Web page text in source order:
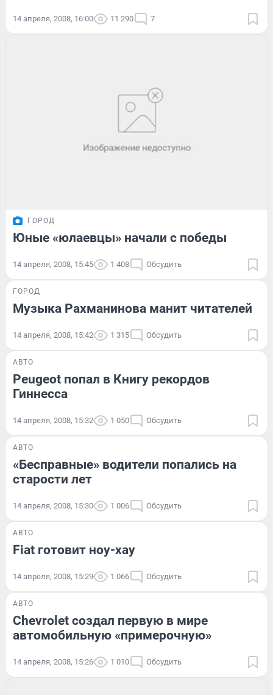
14 апреля, 2008, 16:00 11 290 7
ГОРОД
Юные «юлаевцы» начали с победы
14 апреля, 2008, 15:45 1 408 Обсудить
ГОРОД
Музыка Рахманинова манит читателей
14 апреля, 2008, 15:42 1 315 Обсудить
АВТО
Peugeot попал в Книгу рекордов
Гиннесса
14 апреля, 2008, 15:32 1 050 Обсудить
АВТО
«Бесправные» водители попались на
старости лет
14 апреля, 2008, 15:30 1 006 Обсудить
АВТО
Fiat готовит ноу-хау
14 апреля, 2008, 15:29 1 066 Обсудить
АВТО
Chevrolet создал первую в мире
автомобильную «примерочную»
14 апреля, 2008, 15:26 1 010 Обсудить